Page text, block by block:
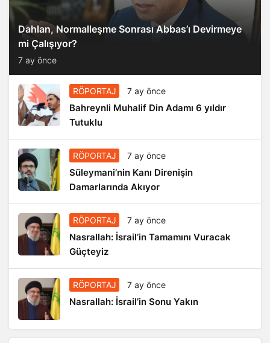
Dahlan, Normalleşme Sonrası Abbas’ı Devirmeye
mi Çalışıyor?
7 ay önce
RÖPORTAJ 7 ay önce
Bahreynli Muhalif Din Adamı 6 yıldır
Tutuklu
RÖPORTAJ 7 ay önce
Süleymani’nin Kanı Direnişin
Damarlarında Akıyor
RÖPORTAJ 7 ay önce
Nasrallah: İsrail’in Tamamını Vuracak
Güçteyiz
RÖPORTAJ 7 ay önce
Nasrallah: İsrail’in Sonu Yakın